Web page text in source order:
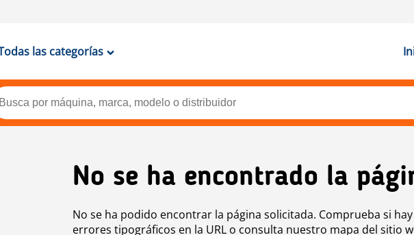
las categorías
No se ha encontrado la
No se ha podido encontrar la página solicitada. Comprueba si hay
errores tipográficos en la URL o consulta nuestro mapa del sitio